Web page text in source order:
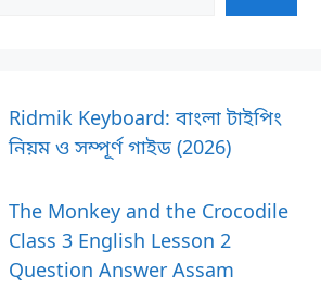
Ridmik Keyboard: বাংলা টাইপিং
নিয়ম ও সম্পূর্ণ গাইড (2026)
The Monkey and the Crocodile
Class 3 English Lesson 2
Question Answer Assam